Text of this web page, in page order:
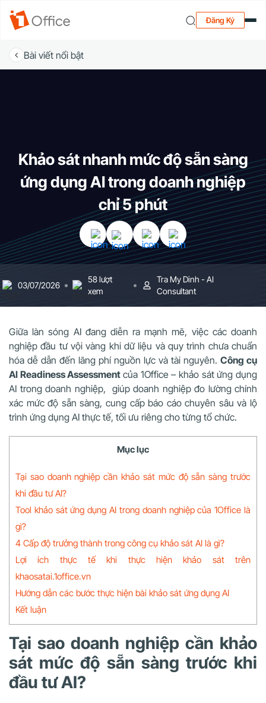
Đăng Ký
Bài viết nổi bật
Khảo sát nhanh mức độ sẵn sàng
ứng dụng AI trong doanh nghiệp
chỉ 5 phút
03/07/2026
58 lượt
xem
Tra My Dinh - AI
Consultant
Giữa làn sóng AI đang diễn ra mạnh mẽ, việc các doanh
nghiệp đầu tư vội vàng khi dữ liệu và quy trình chưa chuẩn
hóa dễ dẫn đến lãng phí nguồn lực và tài nguyên. Công cụ
AI Readiness Assessment của 1Office – khảo sát ứng dụng
AI trong doanh nghiệp, giúp doanh nghiệp đo lường chính
xác mức độ sẵn sàng, cung cấp báo cáo chuyên sâu và lộ
trình ứng dụng AI thực tế, tối ưu riêng cho từng tổ chức.
Mục lục
Tại sao doanh nghiệp cần khảo sát mức độ sẵn sàng trước
khi đầu tư AI?
Tool khảo sát ứng dụng AI trong doanh nghiệp của 1Office là
gì?
4 Cấp độ trưởng thành trong công cụ khảo sát AI là gì?
Lợi ích thực tế khi thực hiện khảo sát trên
khaosatai.1office.vn
Hướng dẫn các bước thực hiện bài khảo sát ứng dụng AI
Kết luận
Tại sao doanh nghiệp cần khảo
sát mức độ sẵn sàng trước khi
đầu tư AI?